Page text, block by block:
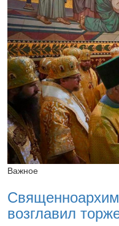
2015 Название
2015Название
2015Название
Важное
возглавил